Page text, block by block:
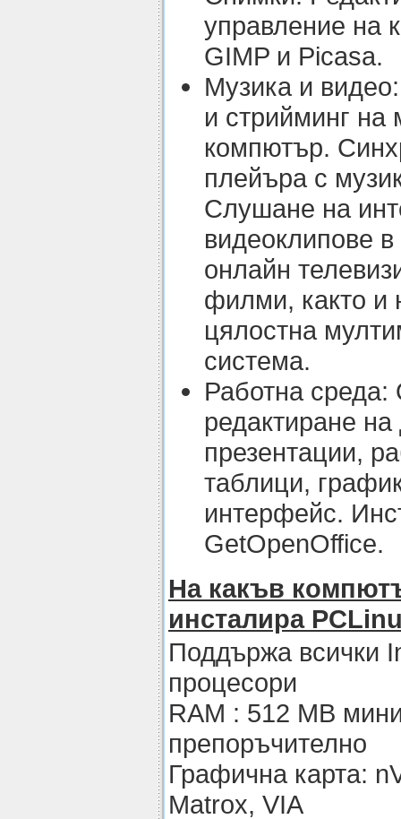
управление на
GIMP и Picasa.
Музика и
и стрийминг на
компютър.
плейъра с
Слушане на
видеоклипове
онлайн
филми, както и
цялостна
система.
Работна среда:
редактиране
презентации,
таблици,
интерфейс.
GetOpenOffice.
На какъв
инсталира
Поддържа всички
процесори
RAM : 512 MB
препоръчително
Графична карта:
Matrox, VIA